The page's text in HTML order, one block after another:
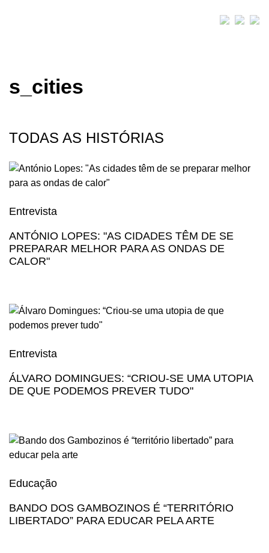
s_cities
TODAS AS HISTÓRIAS
Entrevista
ANTÓNIO LOPES: "AS CIDADES TÊM DE SE
PREPARAR MELHOR PARA AS ONDAS DE
CALOR"
Entrevista
ÁLVARO DOMINGUES: “CRIOU-SE UMA UTOPIA
DE QUE PODEMOS PREVER TUDO"
Educação
BANDO DOS GAMBOZINOS É “TERRITÓRIO
LIBERTADO” PARA EDUCAR PELA ARTE